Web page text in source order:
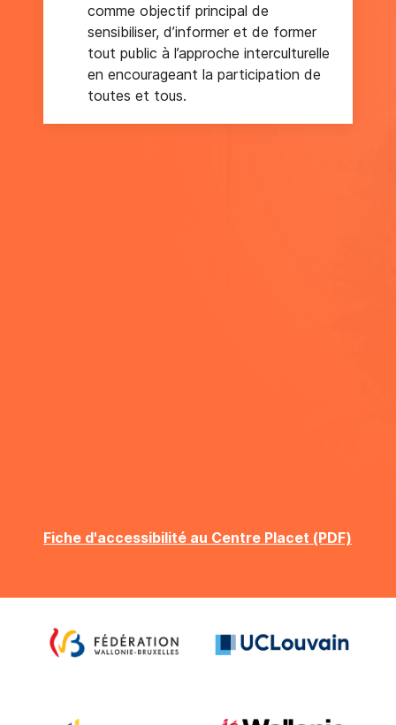
comme objectif principal de
sensibiliser, d’informer et de former
tout public à l’approche interculturelle
en encourageant la participation de
toutes et tous.
Fiche d'accessibilité au Centre Placet (PDF)